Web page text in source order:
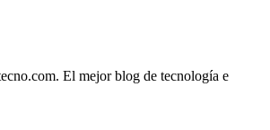
El mejor blog de tecnología e